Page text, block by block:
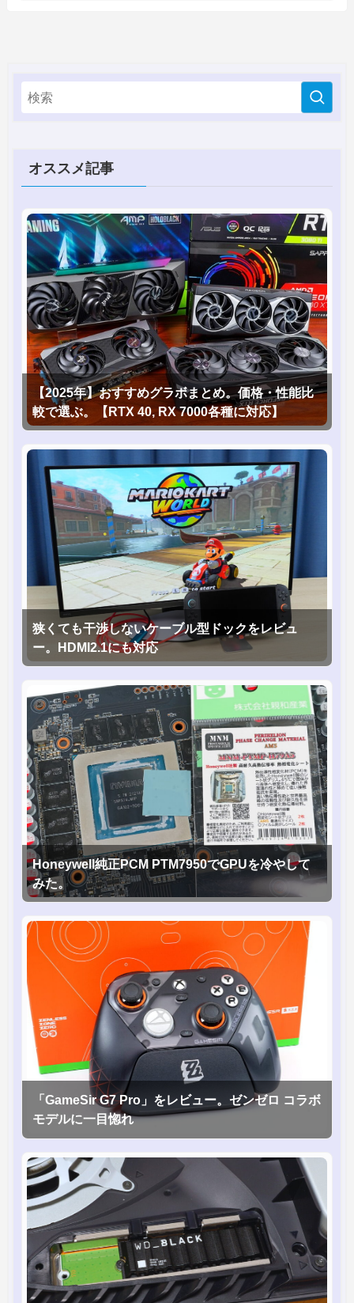
オススメ記事
【2025年】おすすめグラボまとめ。価格・性能比
較で選ぶ。【RTX 40, RX 7000各種に対応】
狭くても干渉しないケーブル型ドックをレビュ
ー。HDMI2.1にも対応
Honeywell純正PCM PTM7950でGPUを冷やして
みた。
「GameSir G7 Pro」をレビュー。ゼンゼロ コラボ
モデルに一目惚れ